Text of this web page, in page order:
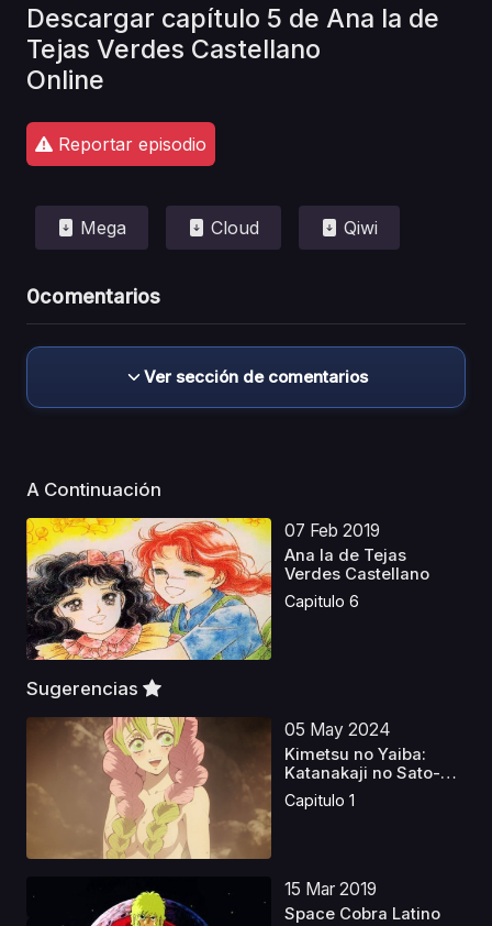
Descargar capítulo 5 de Ana la de
Tejas Verdes Castellano
Online
Reportar episodio
Mega Cloud Qiwi
0comentarios
Ver sección de comentarios
A Continuación
07 Feb 2019
Ana la de Tejas
Verdes Castellano
Capitulo 6
Sugerencias
05 May 2024
Kimetsu no Yaiba:
Katanakaji no Sato-
hen...
Capitulo 1
15 Mar 2019
Space Cobra Latino